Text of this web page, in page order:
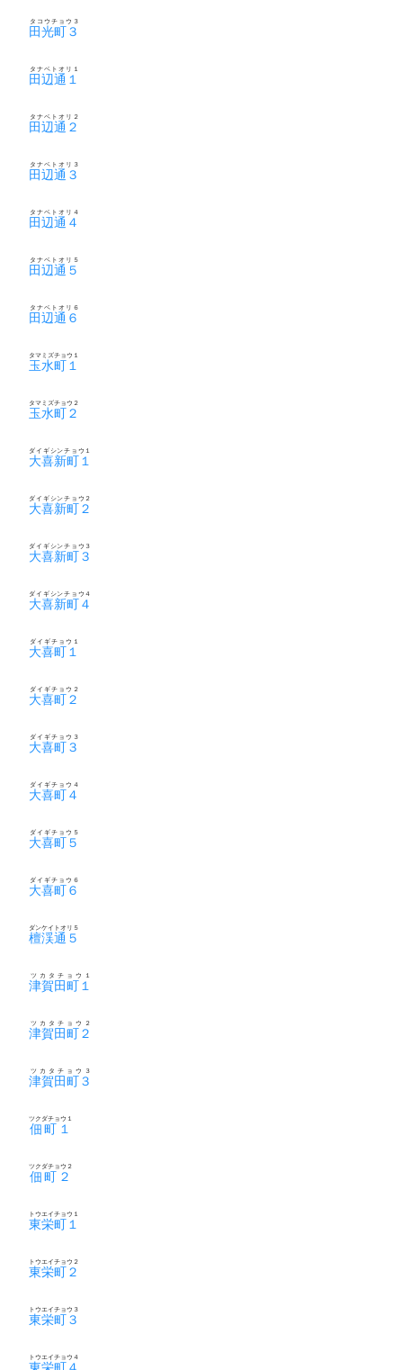
田光町３
タコウチョウ３
田辺通１
タナベトオリ１
田辺通２
タナベトオリ２
田辺通３
タナベトオリ３
田辺通４
タナベトオリ４
田辺通５
タナベトオリ５
田辺通６
タナベトオリ６
玉水町１
タマミズチョウ１
玉水町２
タマミズチョウ２
大喜新町１
ダイギシンチョウ１
大喜新町２
ダイギシンチョウ２
大喜新町３
ダイギシンチョウ３
大喜新町４
ダイギシンチョウ４
大喜町１
ダイギチョウ１
大喜町２
ダイギチョウ２
大喜町３
ダイギチョウ３
大喜町４
ダイギチョウ４
大喜町５
ダイギチョウ５
大喜町６
ダイギチョウ６
檀渓通５
ダンケイトオリ５
津賀田町１
ツカタチョウ１
津賀田町２
ツカタチョウ２
津賀田町３
ツカタチョウ３
佃町１
ツクダチョウ１
佃町２
ツクダチョウ２
東栄町１
トウエイチョウ１
東栄町２
トウエイチョウ２
東栄町３
トウエイチョウ３
東栄町４
トウエイチョウ４